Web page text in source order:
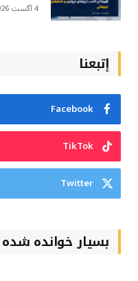
4 آگست 2026
إتبعنا
Facebook
TikTok
Twitter
بسیار خوانده شده